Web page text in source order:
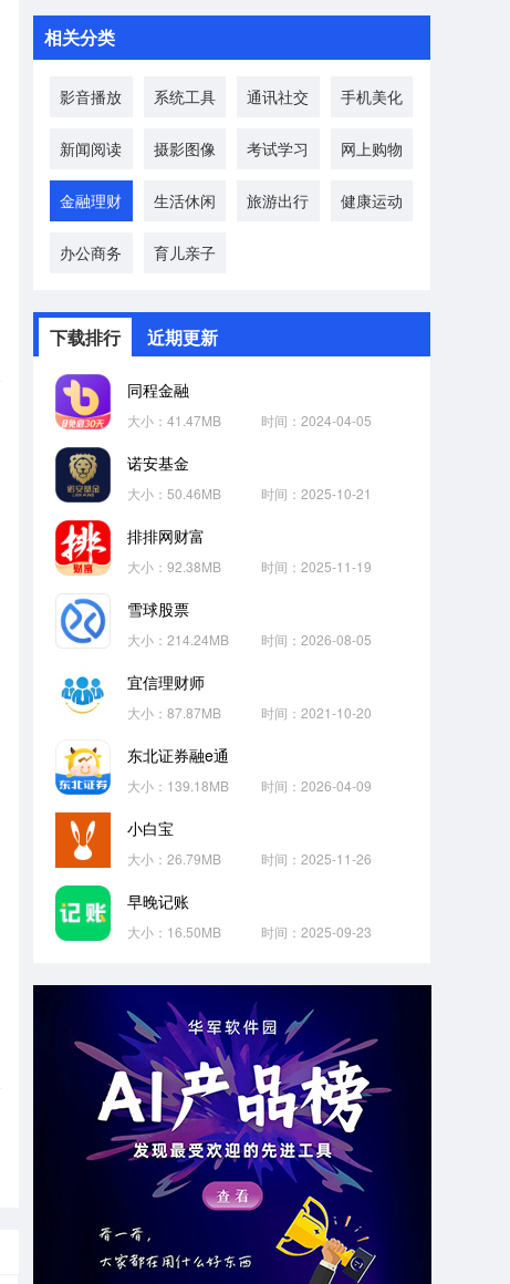
相关分类
影音播放 系统工具 通讯社交 手机美化
新闻阅读 摄影图像 考试学习 网上购物
金融理财 生活休闲 旅游出行 健康运动
办公商务 育儿亲子
下载排行 近期更新
同程金融
大小：41.47MB 时间：2024-04-05
诺安基金
大小：50.46MB 时间：2025-10-21
排排网财富
大小：92.38MB 时间：2025-11-19
雪球股票
大小：214.24MB 时间：2026-08-05
宜信理财师
大小：87.87MB 时间：2021-10-20
东北证券融e通
大小：139.18MB 时间：2026-04-09
小白宝
大小：26.79MB 时间：2025-11-26
早晚记账
大小：16.50MB 时间：2025-09-23